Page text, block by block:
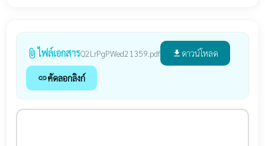
attach_file ไฟล์เอกสารQ2LrPgPWed21359.pdf file_download ดาวน์โหลด
linkคัดลอกลิงก์